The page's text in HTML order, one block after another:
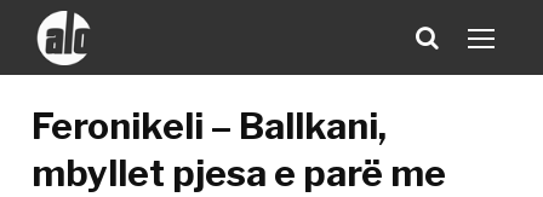
Feronikeli – Ballkani,
mbyllet pjesa e parë me